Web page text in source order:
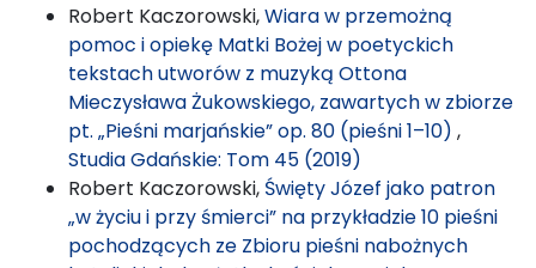
Robert Kaczorowski,Wiara w przemożną
pomoc i opiekę Matki Bożej w poetyckich
tekstach utworów z muzyką Ottona
Mieczysława Żukowskiego, zawartych w zbiorze
pt. „Pieśni marjańskie” op. 80 (pieśni 1–10) ,
Studia Gdańskie: Tom 45 (2019)
Robert Kaczorowski, Święty Józef jako patron
„w życiu i przy śmierci” na przykładzie 10 pieśni
pochodzących ze Zbioru pieśni nabożnych